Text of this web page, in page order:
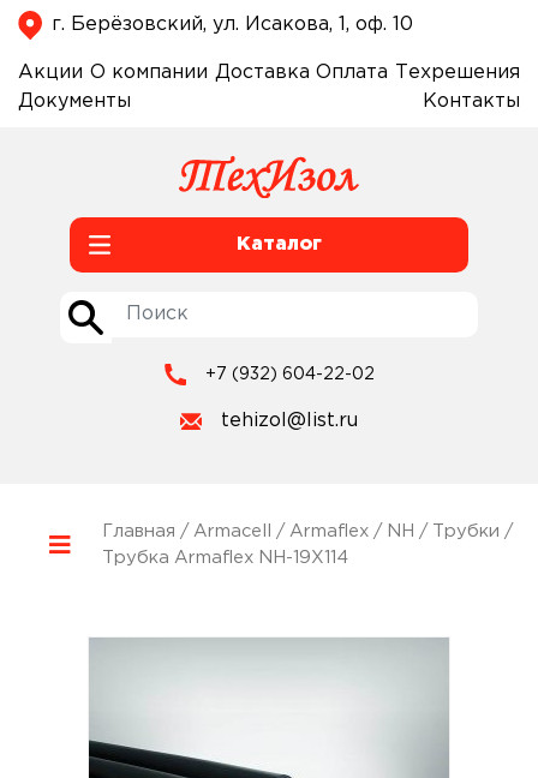
г. Берёзовский, ул. Исакова, 1, оф. 10
Акции О компании Доставка Оплата
Техрешения
Документы
Контакты
Каталог
+7 (932) 604-22-02
tehizol@list.ru
Главная / Armacell / Armaflex/ NH / Трубки /
Трубка Armaflex NH-19X114